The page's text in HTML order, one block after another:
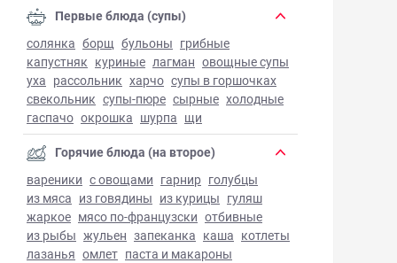
Первые блюда (супы)
солянка борщ бульоны грибные
капустняк куриные лагман овощные супы
уха рассольник харчо супы в горшочках
свекольник супы-пюре сырные холодные
гаспачо окрошка шурпа щи
Горячие блюда (на второе)
вареники с овощами гарнир голубцы
из мяса из говядины из курицы гуляш
жаркое мясо по-французски отбивные
из рыбы жульен запеканка каша котлеты
лазанья омлет паста и макароны